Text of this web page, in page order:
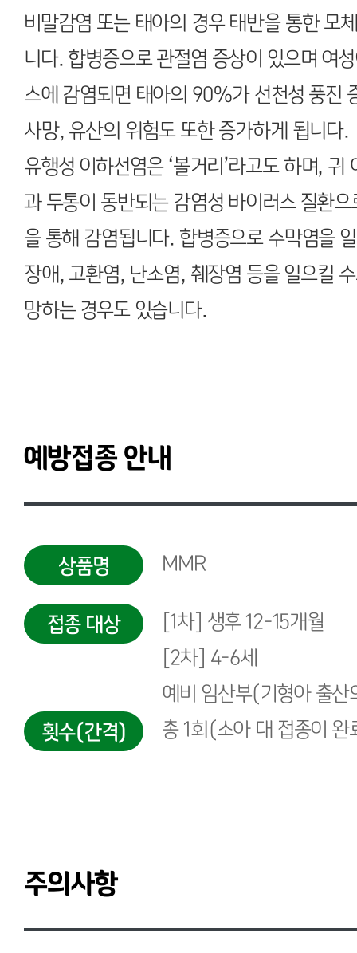
비말감염 또는 태아의 경우 태반을 통한 모
니다. 합병증으로 관절염 증상이 있으며 여
스에 감염되면 태아의 90%가 선천성 풍진
사망, 유산의 위험도 또한 증가하게 됩니다.
유행성 이하선염은 ‘볼거리’라고도 하며,
과 두통이 동반되는 감염성 바이러스 질환
을 통해 감염됩니다. 합병증으로 수막염을
장애, 고환염, 난소염, 췌장염 등을 일으킬
망하는 경우도 있습니다.
예방접종 안내
상품명 MMR
접종 대상
[1차] 생후 12-15개월
[2차] 4-6세
예비 임산부(기형아 출
횟수(간격) 총 1회(소아 대 접종이 완
주의사항